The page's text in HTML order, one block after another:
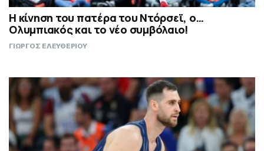
Η κίνηση του πατέρα του Ντόρσεϊ, ο…
Ολυμπιακός και το νέο συμβόλαιο!
ΓΙΩΡΓΟΣ ΕΛΕΥΘΕΡΙΟΥ